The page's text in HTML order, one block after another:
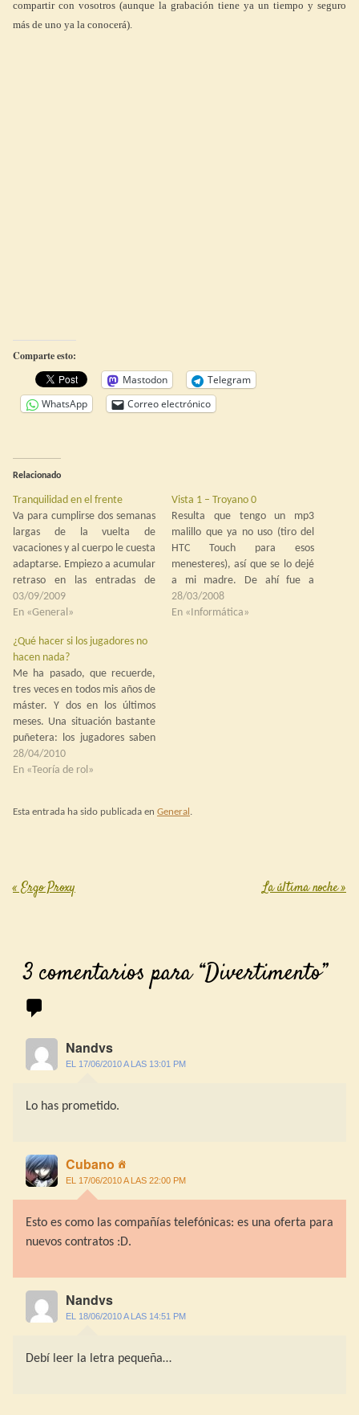
compartir con vosotros (aunque la grabación tiene ya un tiempo y seguro
más de uno ya la conocerá).
Comparte esto:
Mastodon
Telegram
WhatsApp
Correo electrónico
Relacionado
Tranquilidad en el frente
Va para cumplirse dos semanas
largas de la vuelta de
vacaciones y al cuerpo le cuesta
adaptarse. Empiezo a acumular
retraso en las entradas de
Nephilim (todavía tengo que
terminar la organización y
necesario antes de narrar cómo
los Guardianes llegaron a
Génova y la que liaron…
03/09/2009
En «General»
Vista 1 – Troyano 0
Resulta que tengo un mp3
malillo que ya no uso (tiro del
HTC Touch para esos
menesteres), así que se lo dejé
a mi madre. De ahí fue a
Warren (no Sánchez, sino
Keffer). En algún momento se
28/03/2008
En «Informática»
¿Qué hacer si los jugadores no
hacen nada?
Me ha pasado, que recuerde,
tres veces en todos mis años de
máster. Y dos en los últimos
meses. Una situación bastante
puñetera: los jugadores saben
lo que tienen que hacer pero no
hacen nada. Y lo peor es que
de planificación…
28/04/2010
En «Teoría de rol»
Esta entrada ha sido publicada en General .
Post navigation
«Ergo Proxy La última noche»
3 comentarios para “Divertimento”
Nandvs
EL 17/06/2010 A LAS 13:01 PM
Lo has prometido.
Cubano
EL 17/06/2010 A LAS 22:00 PM
Esto es como las compañías telefónicas: es una oferta para
nuevos contratos :D.
Nandvs
EL 18/06/2010 A LAS 14:51 PM
Debí leer la letra pequeña…